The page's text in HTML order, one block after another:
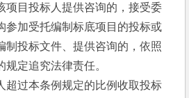
项目投标人提供咨询的，接受委
参加受托编制标底项目的投标或
制投标文件、提供咨询的，依照
定追究法律责任。
过本条例规定的比例收取投标